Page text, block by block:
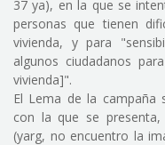
37 ya), en la que se
personas que tienen
vivienda, y para
algunos ciudadanos
vivienda]".
El Lema de la campaña
con la que se
(yarg, no encuentro la